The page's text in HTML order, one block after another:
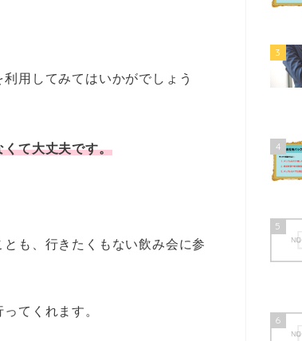
用してみてはいかがでしょう
くて大丈夫です。
も、行きたくもない飲み会に参
てくれます。
3
4
5
6